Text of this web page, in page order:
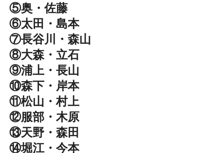
⑤奥・佐藤
⑥太田・島本
⑦長谷川・森山
⑧大森・立石
⑨浦上・長山
⑩森下・岸本
⑪松山・村上
⑫服部・木原
⑬天野・森田
⑭堀江・今本